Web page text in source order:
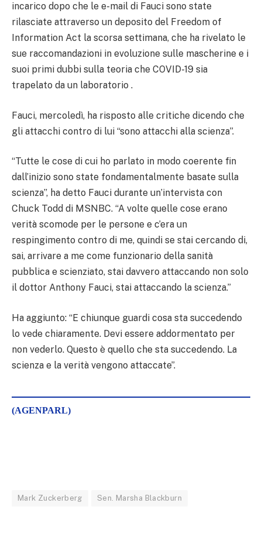
incarico dopo che le e-mail di Fauci sono state
rilasciate attraverso un deposito del Freedom of
Information Act la scorsa settimana, che ha rivelato le
sue raccomandazioni in evoluzione sulle mascherine e i
suoi primi dubbi sulla teoria che COVID-19 sia
trapelato da un laboratorio .
Fauci, mercoledì, ha risposto alle critiche dicendo che
gli attacchi contro di lui “sono attacchi alla scienza”.
“Tutte le cose di cui ho parlato in modo coerente fin
dall’inizio sono state fondamentalmente basate sulla
scienza”, ha detto Fauci durante un’intervista con
Chuck Todd di MSNBC. “A volte quelle cose erano
verità scomode per le persone e c’era un
respingimento contro di me, quindi se stai cercando di,
sai, arrivare a me come funzionario della sanità
pubblica e scienziato, stai davvero attaccando non solo
il dottor Anthony Fauci, stai attaccando la scienza.”
Ha aggiunto: “E chiunque guardi cosa sta succedendo
lo vede chiaramente. Devi essere addormentato per
non vederlo. Questo è quello che sta succedendo. La
scienza e la verità vengono attaccate”.
(AGENPARL)
Mark Zuckerberg Sen. Marsha Blackburn